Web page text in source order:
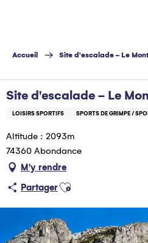
principal
Accueil Site d'escalade - Le
Site d'escalade - Le
LOISIRS SPORTIFS SPORTS DE GRIMPE /
Altitude : 2093m
74360 Abondance
M'y rendre
PartagerAjouter aux favoris